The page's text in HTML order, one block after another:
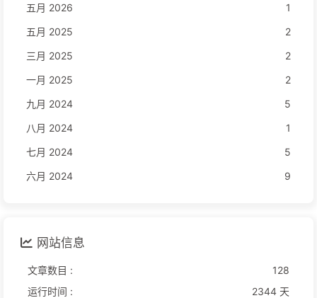
五月 2026
1
五月 2025
2
三月 2025
2
一月 2025
2
九月 2024
5
八月 2024
1
七月 2024
5
六月 2024
9
网站信息
文章数目 :
128
运行时间 :
2344 天